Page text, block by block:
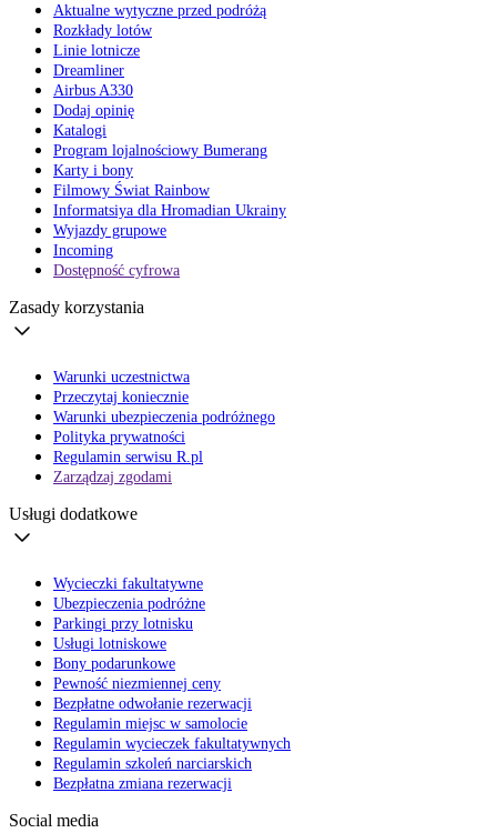
Aktualne wytyczne przed podróżą
Rozkłady lotów
Linie lotnicze
Dreamliner
Airbus A330
Dodaj opinię
Katalogi
Program lojalnościowy Bumerang
Karty i bony
Filmowy Świat Rainbow
Informatsiya dla Hromadian Ukrainy
Wyjazdy grupowe
Incoming
Dostępność cyfrowa
Zasady korzystania
Warunki uczestnictwa
Przeczytaj koniecznie
Warunki ubezpieczenia podróżnego
Polityka prywatności
Regulamin serwisu R.pl
Zarządzaj zgodami
Usługi dodatkowe
Wycieczki fakultatywne
Ubezpieczenia podróżne
Parkingi przy lotnisku
Usługi lotniskowe
Bony podarunkowe
Pewność niezmiennej ceny
Bezpłatne odwołanie rezerwacji
Regulamin miejsc w samolocie
Regulamin wycieczek fakultatywnych
Regulamin szkoleń narciarskich
Bezpłatna zmiana rezerwacji
Social media